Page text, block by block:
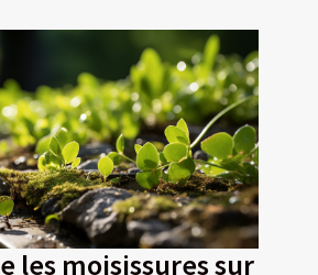
les moisissures sur